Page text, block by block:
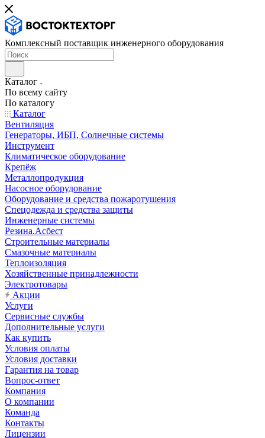
Комплексный поставщик инженерного оборудования
Каталог
По всему сайту
По каталогу
Каталог
Вентиляция
Генераторы, ИБП, Солнечные системы
Инструмент
Климатическое оборудование
Крепёж
Металлопродукция
Насосное оборудование
Оборудование и средства пожаротушения
Спецодежда и средства защиты
Инженерные системы
Резина.Асбест
Строительные материалы
Смазочные материалы
Теплоизоляция
Хозяйственные принадлежности
Электротовары
Акции
Услуги
Сервисные службы
Дополнительные услуги
Как купить
Условия оплаты
Условия доставки
Гарантия на товар
Вопрос-ответ
Компания
О компании
Команда
Контакты
Лицензии